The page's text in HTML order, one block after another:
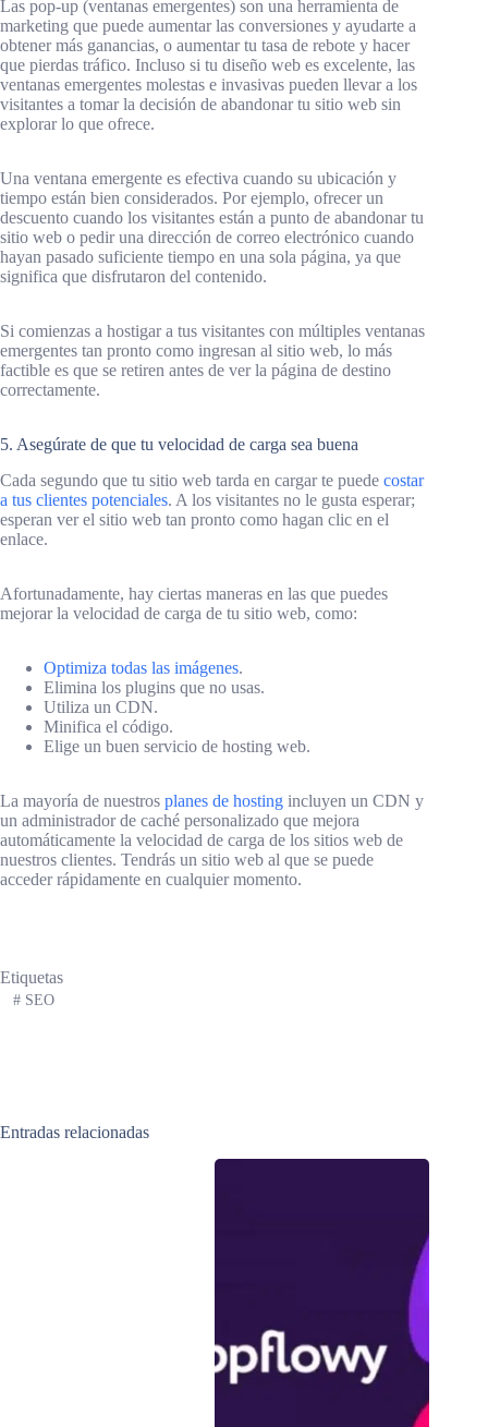
Las pop-up (ventanas emergentes) son una herramienta de
marketing que puede aumentar las conversiones y ayudarte a
obtener más ganancias, o aumentar tu tasa de rebote y hacer
que pierdas tráfico. Incluso si tu diseño web es excelente, las
ventanas emergentes molestas e invasivas pueden llevar a los
visitantes a tomar la decisión de abandonar tu sitio web sin
explorar lo que ofrece.
Una ventana emergente es efectiva cuando su ubicación y
tiempo están bien considerados. Por ejemplo, ofrecer un
descuento cuando los visitantes están a punto de abandonar tu
sitio web o pedir una dirección de correo electrónico cuando
hayan pasado suficiente tiempo en una sola página, ya que
significa que disfrutaron del contenido.
Si comienzas a hostigar a tus visitantes con múltiples ventanas
emergentes tan pronto como ingresan al sitio web, lo más
factible es que se retiren antes de ver la página de destino
correctamente.
5. Asegúrate de que tu velocidad de carga sea buena
Cada segundo que tu sitio web tarda en cargar te puede costar
a tus clientes potenciales. A los visitantes no le gusta esperar;
esperan ver el sitio web tan pronto como hagan clic en el
enlace.
Afortunadamente, hay ciertas maneras en las que puedes
mejorar la velocidad de carga de tu sitio web, como:
Optimiza todas las imágenes.
Elimina los plugins que no usas.
Utiliza un CDN.
Minifica el código.
Elige un buen servicio de hosting web.
La mayoría de nuestros planes de hosting incluyen un CDN y
un administrador de caché personalizado que mejora
automáticamente la velocidad de carga de los sitios web de
nuestros clientes. Tendrás un sitio web al que se puede
acceder rápidamente en cualquier momento.
Etiquetas
#SEO
Entradas relacionadas